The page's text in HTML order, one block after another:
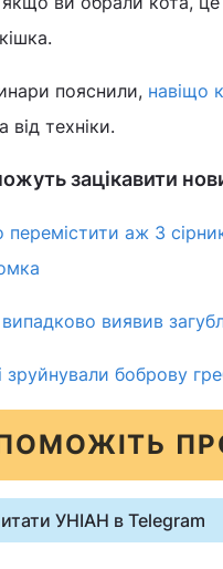
пояснили, навіщо
техніки.
зацікавити
перемістити аж 3
виявив
зруйнували боброву
УНІАН в Telegram